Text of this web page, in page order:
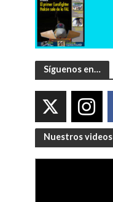
Síguenos en…
Nuestros videos